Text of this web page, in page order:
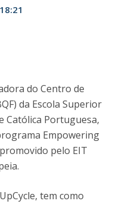
do Centro de
da Escola Superior
Católica Portuguesa,
Empowering
pelo EIT
tem como